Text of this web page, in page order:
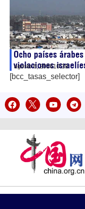
Ocho países
violaciones
agosto 6, 202610:38
[bcc_tasas_selector]